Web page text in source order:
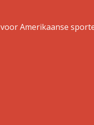
Amerikaanse